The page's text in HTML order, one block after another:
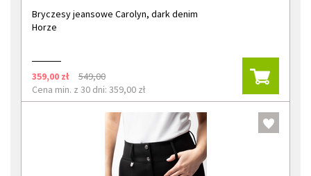
Bryczesy jeansowe Carolyn, dark denim
Horze
359,00 zł
549,00
Cena min. z 30 dni: 359,00 zł